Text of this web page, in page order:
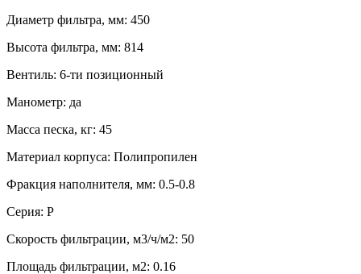
Диаметр фильтра, мм: 450
Высота фильтра, мм: 814
Вентиль: 6-ти позиционный
Манометр: да
Масса песка, кг: 45
Материал корпуса: Полипропилен
Фракция наполнителя, мм: 0.5-0.8
Серия: P
Скорость фильтрации, м3/ч/м2: 50
Площадь фильтрации, м2: 0.16